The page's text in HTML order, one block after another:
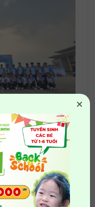
thầy trò trường
đội hình chạy qui
khí hào hứng,
đồng thời thể
khoắn, công bình,